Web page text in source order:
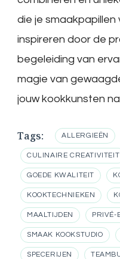
die je smaakpapillen
inspireren door de
begeleiding van
magie van
jouw kookkunsten
Tags: ALLERGIEËN
CULINAIRE CREATIVITEIT
GOEDE KWALITEIT
KOOKTECHNIEKEN
MAALTIJDEN PRIVÉ-
SMAAK KOOKSTUDIO
SPECERIJEN